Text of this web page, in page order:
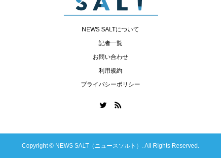
NEWS SALTについて
記者一覧
お問い合わせ
利用規約
プライバシーポリシー
Copyright © NEWS SALT（ニュースソルト）. All Rights Reserved.